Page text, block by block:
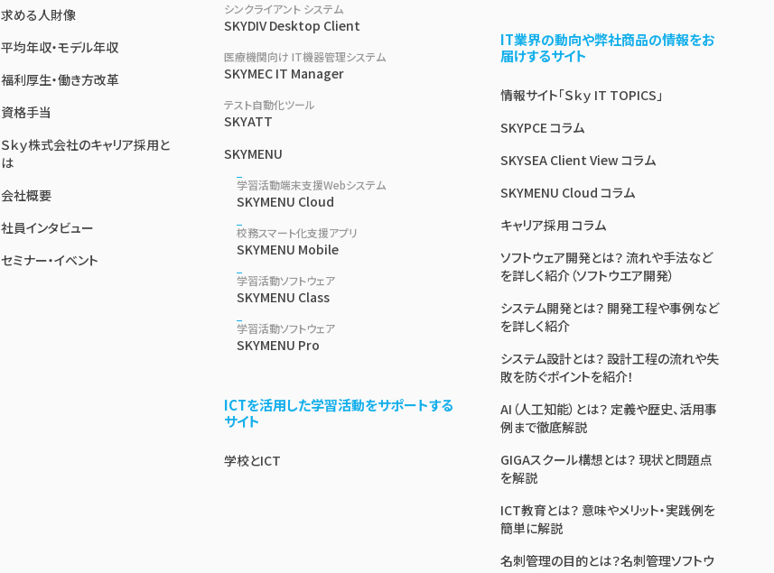
求める人財像
平均年収・モデル年収
福利厚生・働き方改革
資格手当
Ｓｋｙ株式会社のキャリア採用と
は
会社概要
社員インタビュー
セミナー・イベント
シンクライアント システム
SKYDIV Desktop Client
医療機関向け IT機器管理システム
SKYMEC IT Manager
テスト自動化ツール
SKYATT
SKYMENU
学習活動端末支援Webシステム
SKYMENU Cloud
校務スマート化支援アプリ
SKYMENU Mobile
学習活動ソフトウェア
SKYMENU Class
学習活動ソフトウェア
SKYMENU Pro
ICTを活用した学習活動をサポートする
サイト
学校とICT
IT業界の動向や弊社商品の情報をお
届けするサイト
情報サイト「Ｓｋｙ IT TOPICS」
SKYPCE コラム
SKYSEA Client View コラム
SKYMENU Cloud コラム
キャリア採用 コラム
ソフトウェア開発とは？ 流れや手法など
を詳しく紹介（ソフトウエア開発）
システム開発とは？ 開発工程や事例など
を詳しく紹介
システム設計とは？ 設計工程の流れや失
敗を防ぐポイントを紹介！
AI（人工知能）とは？ 定義や歴史、活用事
例まで徹底解説
GIGAスクール構想とは？ 現状と問題点
を解説
ICT教育とは？ 意味やメリット・実践例を
簡単に解説
名刺管理の目的とは？名刺管理ソフトウ